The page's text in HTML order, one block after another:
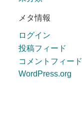
メタ情報
ログイン
投稿フィード
コメントフィード
WordPress.org